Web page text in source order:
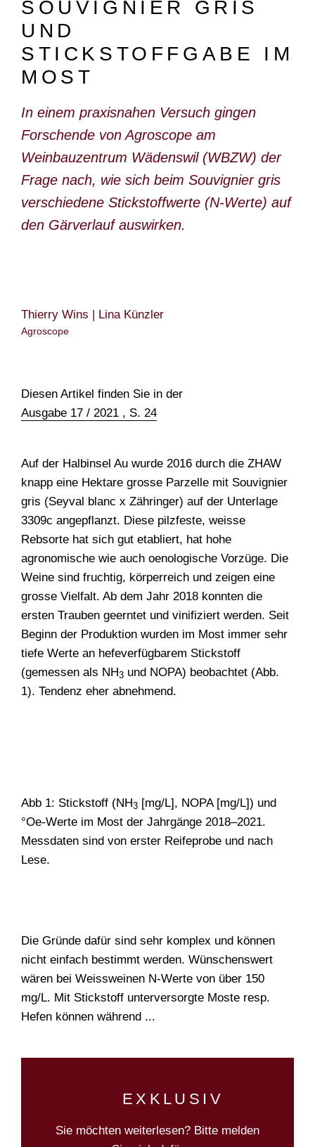
DOKUMENTARFILM
E-PAPER
INSERATE UND WERBUNG
STELLENMARKT
MARKTPLATZ
BEZUGSQUELLENVERZEICHNIS
TEAM
SOUVIGNIER GRIS
UND
STICKSTOFFGABE IM
MOST
In einem praxisnahen Versuch gingen
Forschende von Agroscope am
Weinbauzentrum Wädenswil (WBZW) der
Frage nach, wie sich beim Souvignier gris
verschiedene Stickstoffwerte (N-Werte) auf
den Gärverlauf auswirken.
Thierry Wins | Lina Künzler
Agroscope
Diesen Artikel finden Sie in der
Ausgabe 17 / 2021 , S. 24
Auf der Halbinsel Au wurde 2016 durch die ZHAW
knapp eine Hektare grosse Parzelle mit Souvignier
gris (Seyval blanc x Zähringer) auf der Unterlage
3309c angepflanzt. Diese pilzfeste, weisse
Rebsorte hat sich gut etabliert, hat hohe
agronomische wie auch oenologische Vorzüge. Die
Weine sind fruchtig, körperreich und zeigen eine
grosse Vielfalt. Ab dem Jahr 2018 konnten die
ersten Trauben geerntet und vinifiziert werden. Seit
Beginn der Produktion wurden im Most immer sehr
tiefe Werte an hefeverfügbarem Stickstoff
(gemessen als NH3 und NOPA) beobachtet (Abb.
1). Tendenz eher abnehmend.
Abb 1: Stickstoff (NH3 [mg/L], NOPA [mg/L]) und
°Oe-Werte im Most der Jahrgänge 2018–2021.
Messdaten sind von erster Reifeprobe und nach
Lese.
Die Gründe dafür sind sehr komplex und können
nicht einfach bestimmt werden. Wünschenswert
wären bei Weissweinen N-Werte von über 150
mg/L. Mit Stickstoff unterversorgte Moste resp.
Hefen können während ...
EXKLUSIV
Sie möchten weiterlesen? Bitte melden
WONACH SUCHEN
Suchen